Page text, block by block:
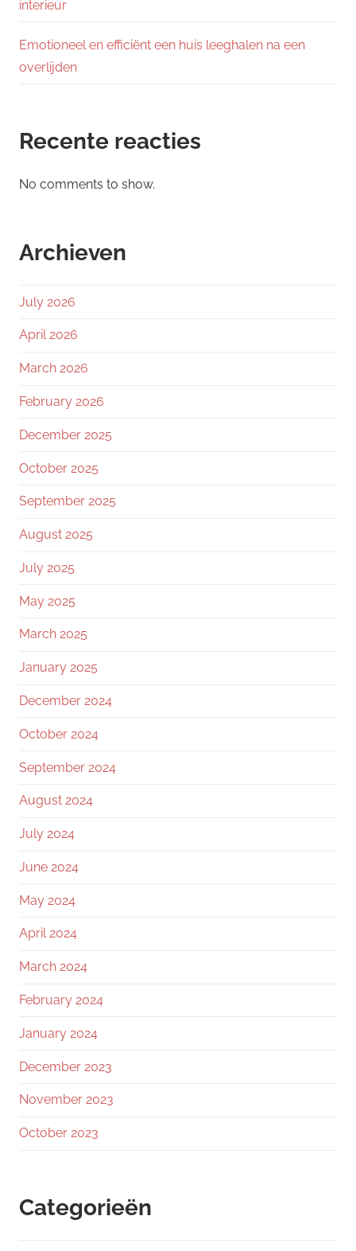
interieur
Emotioneel en efficiënt een huis leeghalen na een
overlijden
Recente reacties
No comments to show.
Archieven
July 2026
April 2026
March 2026
February 2026
December 2025
October 2025
September 2025
August 2025
July 2025
May 2025
March 2025
January 2025
December 2024
October 2024
September 2024
August 2024
July 2024
June 2024
May 2024
April 2024
March 2024
February 2024
January 2024
December 2023
November 2023
October 2023
Categorieën